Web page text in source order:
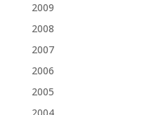
2009
2008
2007
2006
2005